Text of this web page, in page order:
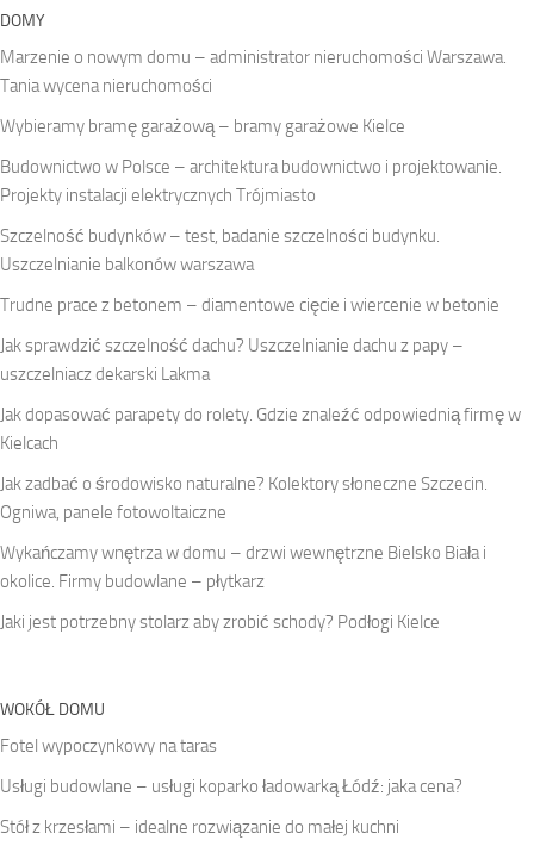
DOMY
Marzenie o nowym domu – administrator nieruchomości Warszawa.
Tania wycena nieruchomości
Wybieramy bramę garażową – bramy garażowe Kielce
Budownictwo w Polsce – architektura budownictwo i projektowanie.
Projekty instalacji elektrycznych Trójmiasto
Szczelność budynków – test, badanie szczelności budynku.
Uszczelnianie balkonów warszawa
Trudne prace z betonem – diamentowe cięcie i wiercenie w betonie
Jak sprawdzić szczelność dachu? Uszczelnianie dachu z papy –
uszczelniacz dekarski Lakma
Jak dopasować parapety do rolety. Gdzie znaleźć odpowiednią firmę w
Kielcach
Jak zadbać o środowisko naturalne? Kolektory słoneczne Szczecin.
Ogniwa, panele fotowoltaiczne
Wykańczamy wnętrza w domu – drzwi wewnętrzne Bielsko Biała i
okolice. Firmy budowlane – płytkarz
Jaki jest potrzebny stolarz aby zrobić schody? Podłogi Kielce
WOKÓŁ DOMU
Fotel wypoczynkowy na taras
Usługi budowlane – usługi koparko ładowarką Łódź: jaka cena?
Stół z krzesłami – idealne rozwiązanie do małej kuchni